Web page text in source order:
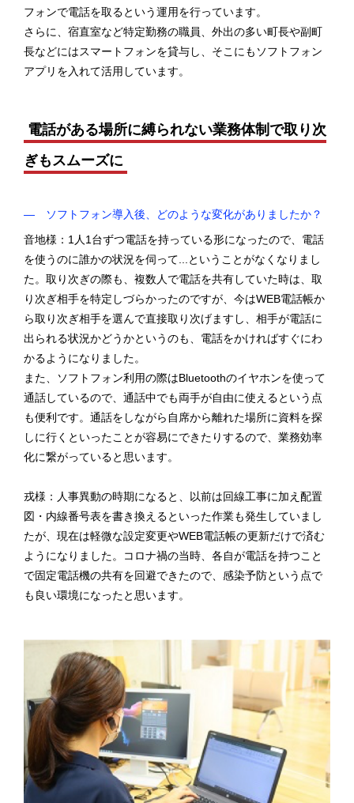
フォンで電話を取るという運用を行っています。
さらに、宿直室など特定勤務の職員、外出の多い町長や副町
長などにはスマートフォンを貸与し、そこにもソフトフォン
アプリを入れて活用しています。
電話がある場所に縛られない業務体制で取り次
ぎもスムーズに
― ソフトフォン導入後、どのような変化がありましたか？
音地様：1人1台ずつ電話を持っている形になったので、電話
を使うのに誰かの状況を伺って...ということがなくなりまし
た。取り次ぎの際も、複数人で電話を共有していた時は、取
り次ぎ相手を特定しづらかったのですが、今はWEB電話帳か
ら取り次ぎ相手を選んで直接取り次げますし、相手が電話に
出られる状況かどうかというのも、電話をかければすぐにわ
かるようになりました。
また、ソフトフォン利用の際はBluetoothのイヤホンを使って
通話しているので、通話中でも両手が自由に使えるという点
も便利です。通話をしながら自席から離れた場所に資料を探
しに行くといったことが容易にできたりするので、業務効率
化に繋がっていると思います。
戎様：人事異動の時期になると、以前は回線工事に加え配置
図・内線番号表を書き換えるといった作業も発生していまし
たが、現在は軽微な設定変更やWEB電話帳の更新だけで済む
ようになりました。コロナ禍の当時、各自が電話を持つこと
で固定電話機の共有を回避できたので、感染予防という点で
も良い環境になったと思います。